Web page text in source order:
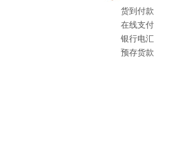
货到付款
在线支付
银行电汇
预存货款